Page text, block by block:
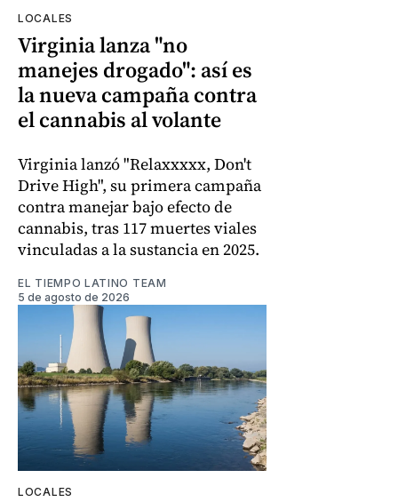
LOCALES
Virginia lanza "no
manejes drogado": así es
la nueva campaña contra
el cannabis al volante
Virginia lanzó "Relaxxxxx, Don't
Drive High", su primera campaña
contra manejar bajo efecto de
cannabis, tras 117 muertes viales
vinculadas a la sustancia en 2025.
EL TIEMPO LATINO TEAM
5 de agosto de 2026
LOCALES